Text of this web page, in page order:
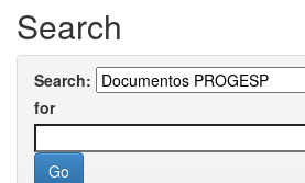
Search
Search:
for